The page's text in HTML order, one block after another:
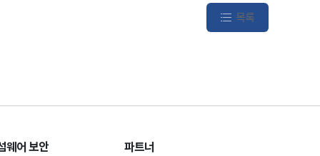
목록
웨어 보안 파트너